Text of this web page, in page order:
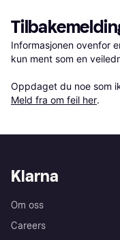
Informasjonen ovenfor
kun ment som en
Oppdaget du noe som
Meld fra om feil her.
Klarna
Om oss
Careers